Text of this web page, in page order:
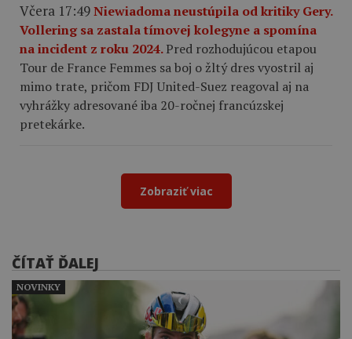
Včera 17:49Niewiadoma neustúpila od kritiky Gery.
Vollering sa zastala tímovej kolegyne a spomína
na incident z roku 2024.Pred rozhodujúcou etapou
Tour de France Femmes sa boj o žltý dres vyostril aj
mimo trate, pričom FDJ United-Suez reagoval aj na
vyhrážky adresované iba 20-ročnej francúzskej
pretekárke.
Zobraziť viac
ČÍTAŤ ĎALEJ
NOVINKY